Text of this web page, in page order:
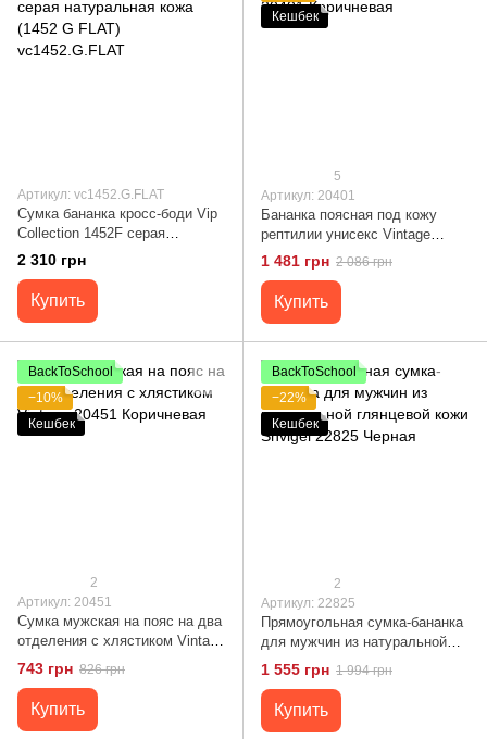
Артикул: vc1452.G.FLAT
Сумка бананка кросс-боди Vip
Collection 1452F серая
натуральная кожа (1452 G
FLAT) vc1452.G.FLAT
2 310 грн
Купить
Кешбек
5
Артикул: 20401
Бананка поясная под кожу
рептилии унисекс Vintage
20401 Коричневая
1 481 грн 2 086 грн
Купить
BackToSchool
−10%
Кешбек
2
Артикул: 20451
Сумка мужская на пояс на два
отделения с хлястиком Vintage
20451 Коричневая
743 грн 826 грн
Купить
BackToSchool
−22%
Кешбек
2
Артикул: 22825
Прямоугольная сумка-бананка
для мужчин из натуральной
глянцевой кожи Shvigel 22825
1 555 грн 1 994 грн
Купить